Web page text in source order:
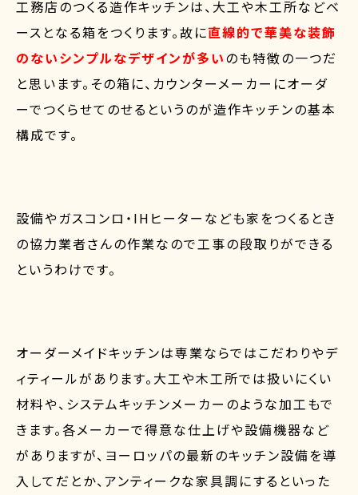
工務店のつくる造作キッチンは、大工や木工所などベ
ースとなる箱をつくります。故に直線的で華美な装飾
のないシンプルなデザインが多いのも特徴の一つだ
と思います。その箱に、カウンターメーカーにオーダ
ーでつくらせてのせるというのが造作キッチンの基本
構成です。
設備やガスコンロ・IHヒーターなども家をつくるとき
の協力業者さんの作業なので工事の段取りができる
というわけです。
オーダーメイドキッチンは専業ならではこだわりやデ
ィティールがあります。大工や木工所では扱いにくい
材料や、システムキッチンメーカーのような加工もで
きます。各メーカーで得意な仕上げや設備機器など
がありますが、ヨーロッパの最新のキッチン設備を導
入してだとか、アンティークな家具調にするといった